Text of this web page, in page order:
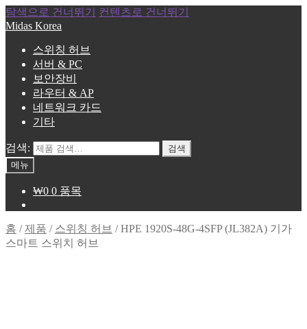
탐색으로 건너뛰기
컨텐츠로 건너뛰기
Midas Korea
스위칭 허브
서버 & PC
보안장비
라우터 & AP
네트워크 카드
기타
검색:
검색
메뉴
₩0 0 품목
홈 /제품 / 스위칭 허브 /HPE 1920S-48G-4SFP (JL382A) 기가
스마트 스위치 허브